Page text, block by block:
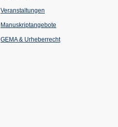
Veranstaltungen
einem
Tab)
Manuskriptangebote
GEMA & Urheberrecht